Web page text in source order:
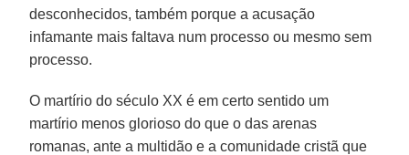
desconhecidos, também porque a acusação
infamante mais faltava num processo ou mesmo sem
processo.
O martírio do século XX é em certo sentido um
martírio menos glorioso do que o das arenas
romanas, ante a multidão e a comunidade cristã que